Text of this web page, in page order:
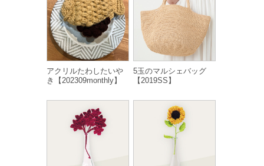
アクリルたわしたいや
き【202309monthly】
5玉のマルシェバッグ
【2019SS】